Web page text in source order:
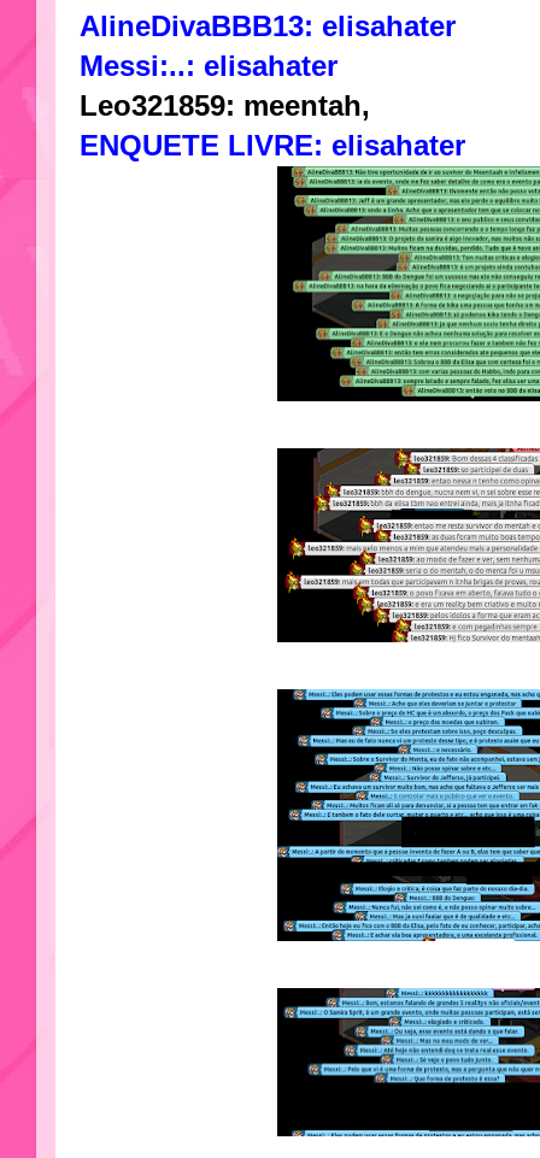
AlineDivaBBB13: elisahater
Messi:..: elisahater
Leo321859: meentah,
ENQUETE LIVRE: elisahater